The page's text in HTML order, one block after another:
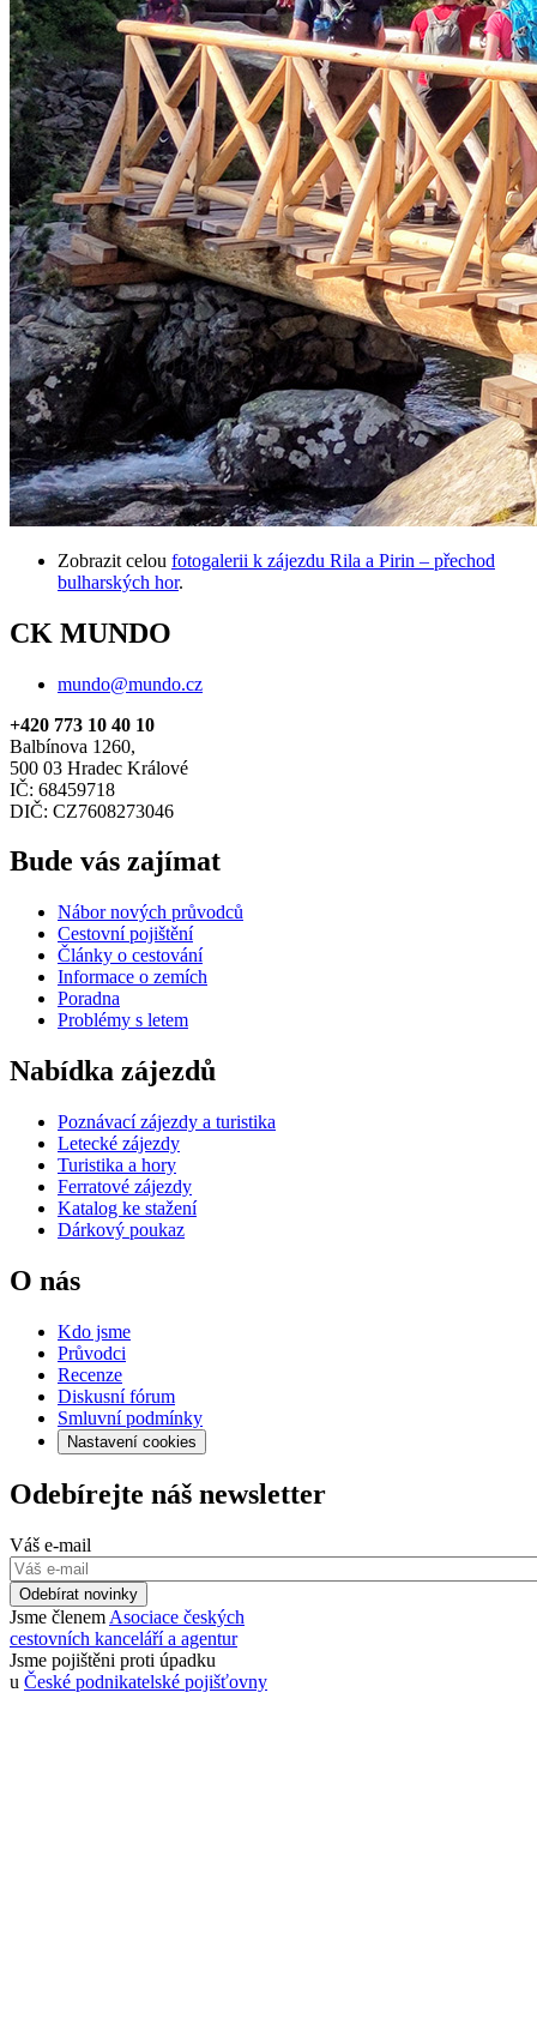
Zobrazit celou fotogalerii k zájezdu Rila a Pirin – přechod
bulharských hor.
CK MUNDO
mundo@mundo.cz
+420 773 10 40 10
Balbínova 1260,
500 03 Hradec Králové
IČ: 68459718
DIČ: CZ7608273046
Bude vás zajímat
Nábor nových průvodců
Cestovní pojištění
Články o cestování
Informace o zemích
Poradna
Problémy s letem
Nabídka zájezdů
Poznávací zájezdy a turistika
Letecké zájezdy
Turistika a hory
Ferratové zájezdy
Katalog ke stažení
Dárkový poukaz
O nás
Kdo jsme
Průvodci
Recenze
Diskusní fórum
Smluvní podmínky
Nastavení cookies
Odebírejte náš newsletter
Váš e-mail
Odebírat novinky
Jsme členem Asociace českých
cestovních kanceláří a agentur
Jsme pojištěni proti úpadku
u České podnikatelské pojišťovny